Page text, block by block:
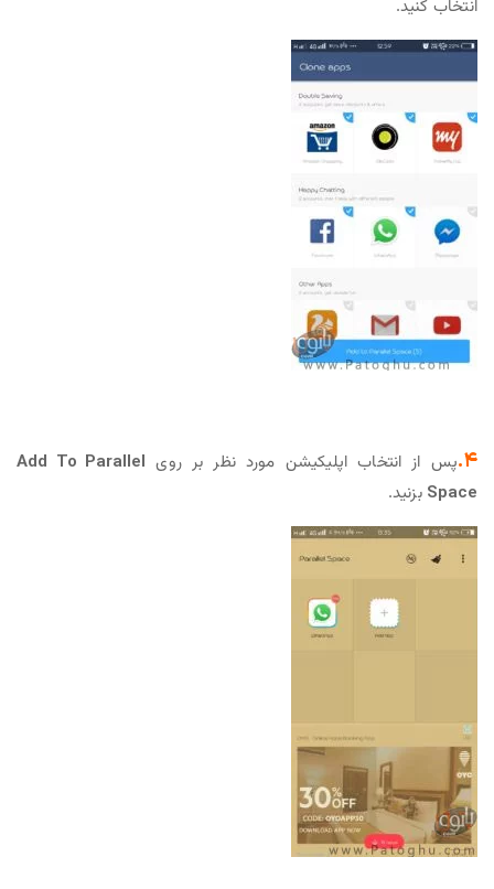
انتخاب کنید.
۴. پس از انتخاب اپلیکیشن مورد نظر بر روی Add To Parallel
Space بزنید.